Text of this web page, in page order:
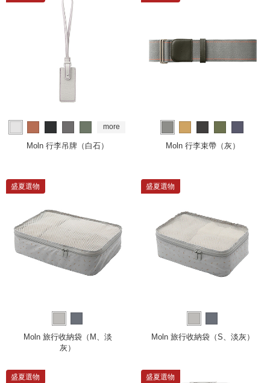
more
Moln 行李吊牌（白石） Moln 行李束帶（灰）
盛夏選物
Moln 旅行收納袋（M、淡
灰）
盛夏選物
Moln 旅行收納袋（S、淡灰）
盛夏選物 盛夏選物